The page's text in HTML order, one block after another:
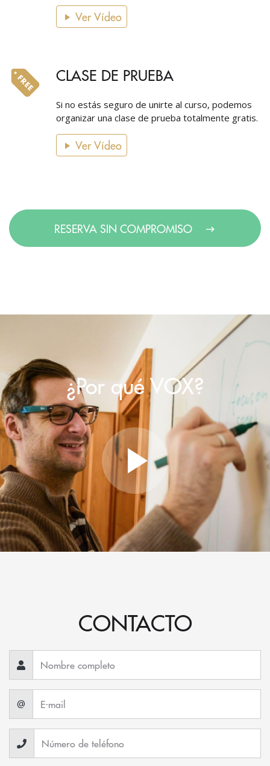
Ver Vídeo
CLASE DE PRUEBA
Si no estás seguro de unirte al curso, podemos
organizar una clase de prueba totalmente gratis.
Ver Vídeo
RESERVA SIN COMPROMISO
¿Por qué VOX?
CONTACTO
@